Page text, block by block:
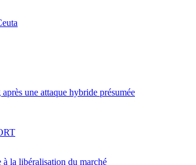
une attaque hybride présumée
la libéralisation du marché